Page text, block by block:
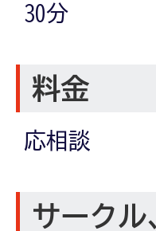
30分
料金
応相談
サークル